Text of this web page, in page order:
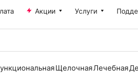
Акции Услуги
ЩелочнаяЛечебная